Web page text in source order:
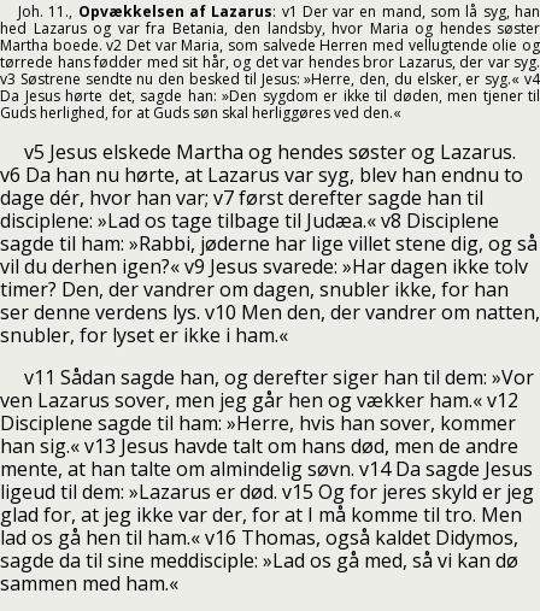
Joh. 11., Opvækkelsen af Lazarus: v1 Der var en mand, som lå syg, han
hed Lazarus og var fra Betania, den landsby, hvor Maria og hendes søster
Martha boede. v2 Det var Maria, som salvede Herren med vellugtende olie og
tørrede hans fødder med sit hår, og det var hendes bror Lazarus, der var syg.
v3 Søstrene sendte nu den besked til Jesus: »Herre, den, du elsker, er syg.« v4
Da Jesus hørte det, sagde han: »Den sygdom er ikke til døden, men tjener til
Guds herlighed, for at Guds søn skal herliggøres ved den.«
v5 Jesus elskede Martha og hendes søster og Lazarus.
v6 Da han nu hørte, at Lazarus var syg, blev han endnu to
dage dér, hvor han var; v7 først derefter sagde han til
disciplene: »Lad os tage tilbage til Judæa.« v8 Disciplene
sagde til ham: »Rabbi, jøderne har lige villet stene dig, og så
vil du derhen igen?« v9 Jesus svarede: »Har dagen ikke tolv
timer? Den, der vandrer om dagen, snubler ikke, for han
ser denne verdens lys. v10 Men den, der vandrer om natten,
snubler, for lyset er ikke i ham.«
v11 Sådan sagde han, og derefter siger han til dem: »Vor
ven Lazarus sover, men jeg går hen og vækker ham.« v12
Disciplene sagde til ham: »Herre, hvis han sover, kommer
han sig.« v13 Jesus havde talt om hans død, men de andre
mente, at han talte om almindelig søvn. v14 Da sagde Jesus
ligeud til dem: »Lazarus er død. v15 Og for jeres skyld er jeg
glad for, at jeg ikke var der, for at I må komme til tro. Men
lad os gå hen til ham.« v16 Thomas, også kaldet Didymos,
sagde da til sine meddisciple: »Lad os gå med, så vi kan dø
sammen med ham.«